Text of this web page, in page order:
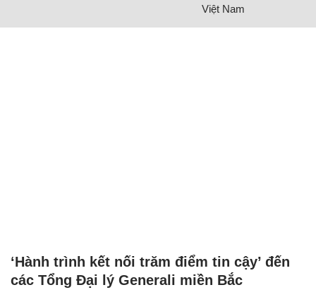
Việt Nam
‘Hành trình kết nối trăm điểm tin cậy’ đến
các Tổng Đại lý Generali miền Bắc